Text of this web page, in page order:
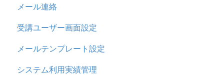
メール
メッセージ
お知らせ
多言語変換
2023年4月アップデート
問題属性
採点権限のみを持ったユーザ
採点・承認権限を持ったユーザ
リンクメッセージスレッド
メール連絡
受講ユーザー画面設定
メールテンプレート設定
システム利用実績管理